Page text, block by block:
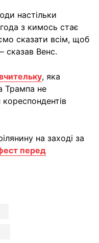
настільки
з кимось стає
сказати всім, щоб
сказав Венс.
, яка
Трампа не
на заході за
перед
Xу Viber
у Whatsapp
у Messenger
у LinkedIn